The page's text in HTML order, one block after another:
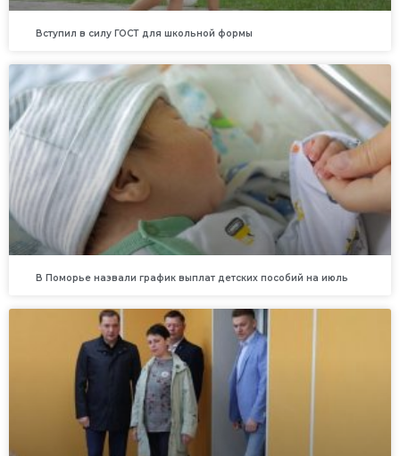
Вступил в силу ГОСТ для школьной формы
В Поморье назвали график выплат детских пособий на июль